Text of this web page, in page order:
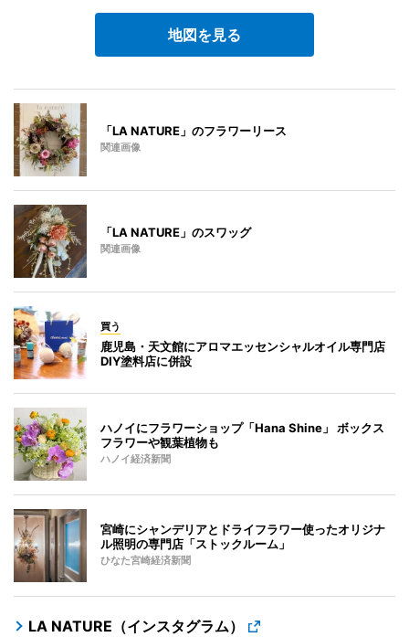
地図を見る
「LA NATURE」のフラワーリース
関連画像
「LA NATURE」のスワッグ
関連画像
買う
鹿児島・天文館にアロマエッセンシャルオイル専門店
DIY塗料店に併設
ハノイにフラワーショップ「Hana Shine」 ボックス
フラワーや観葉植物も
ハノイ経済新聞
宮崎にシャンデリアとドライフラワー使ったオリジナ
ル照明の専門店「ストックルーム」
ひなた宮崎経済新聞
LA NATURE（インスタグラム）